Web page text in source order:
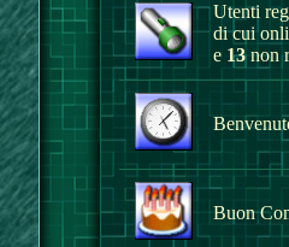
Utenti
di cui
e 13non
Buon